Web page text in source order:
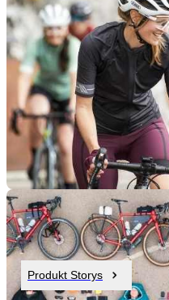
Produkt Storys